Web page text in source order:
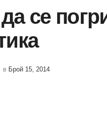
се
в Брой 15, 2014